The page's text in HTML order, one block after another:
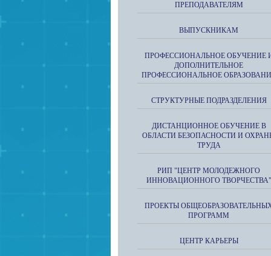
ПРЕПОДАВАТЕЛЯМ
ВЫПУСКНИКАМ
ПРОФЕССИОНАЛЬНОЕ ОБУЧЕНИЕ
ДОПОЛНИТЕЛЬНОЕ
ПРОФЕССИОНАЛЬНОЕ
СТРУКТУРНЫЕ ПОДРАЗДЕЛЕНИЯ
ДИСТАНЦИОННОЕ ОБУЧЕНИЕ В
ОБЛАСТИ БЕЗОПАСНОСТИ И
ТРУДА
РИП "ЦЕНТР МОЛОДЕЖНОГО
ИННОВАЦИОННОГО ТВОРЧЕСТВА"
ПРОЕКТЫ
ПРОГРАММ
ЦЕНТР КАРЬЕРЫ